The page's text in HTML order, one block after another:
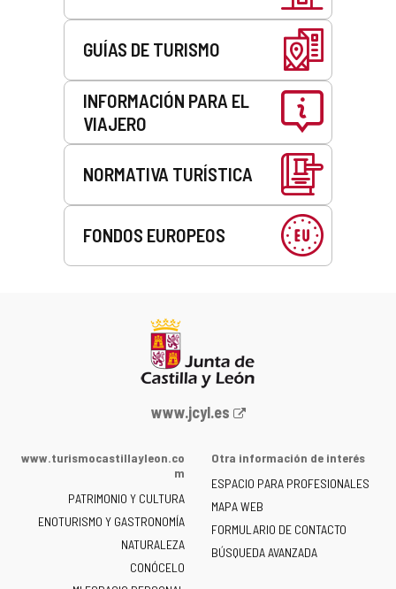
GUÍAS DE TURISMO
INFORMACIÓN PARA EL
VIAJERO
NORMATIVA TURÍSTICA
FONDOS EUROPEOS
Portal
la
de
Castilla
y
León
www.jcyl.es
www.turismocastillayleon.co
m
PATRIMONIO Y CULTURA
ENOTURISMO Y GASTRONOMÍA
NATURALEZA
CONÓCELO
Otra información de interés
ESPACIO PARA PROFESIONALES
MAPA WEB
FORMULARIO DE CONTACTO
BÚSQUEDA AVANZADA